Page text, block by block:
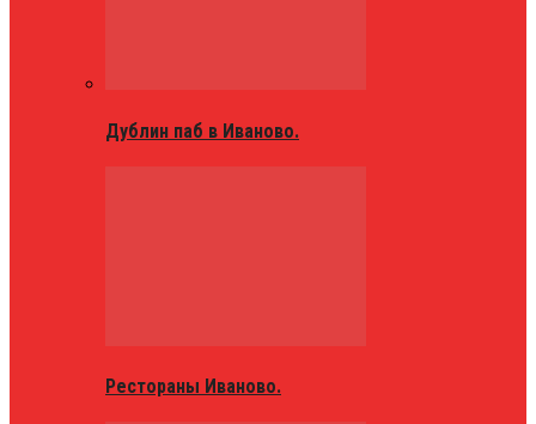
Дублин паб в Иваново.
Рестораны Иваново.